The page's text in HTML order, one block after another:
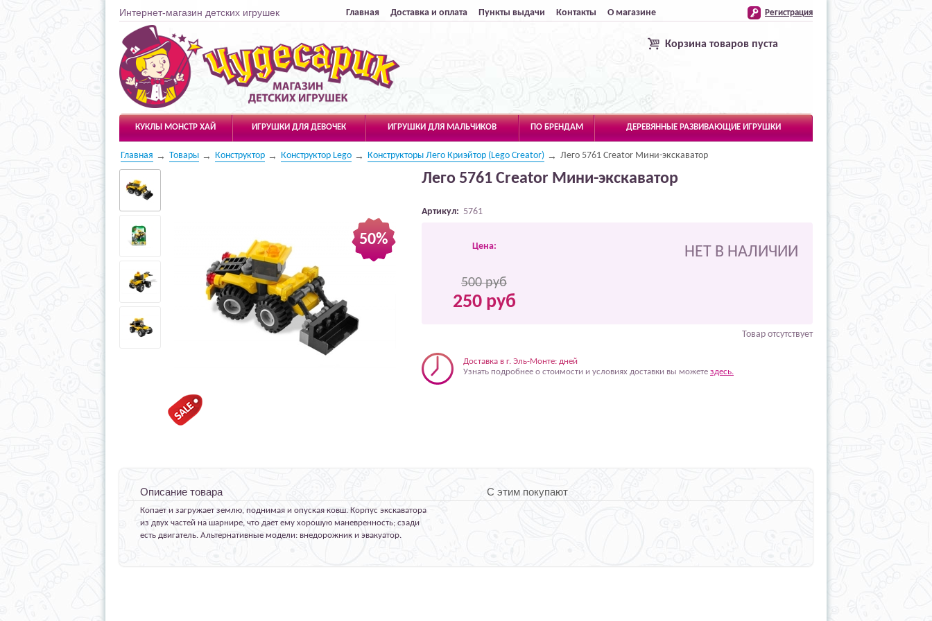
Интернет-магазин детских игрушек Главная Доставка и оплата Пункты выдачи Контакты О магазине Регистрация
Чудесарик
Корзина товаров пуста
КУКЛЫ МОНСТР ХАЙ ИГРУШКИ ДЛЯ ДЕВОЧЕК ИГРУШКИ ДЛЯ МАЛЬЧИКОВ ПО БРЕНДАМ ДЕРЕВЯННЫЕ РАЗВИВАЮЩИЕ ИГРУШКИ
Главная Товары Конструктор Конструктор Lego Конструкторы Лего Криэйтор (Lego Creator) Лего 5761 Creator Мини-экскаватор
50%
Лего 5761 Creator Мини-экскаватор
Артикул: 5761
НЕТ В НАЛИЧИИ
Цена:
500 руб
250 руб
Товар отсутствует
Доставка в г. Эль-Монте: дней
Узнать подробнее о стоимости и условиях доставки вы можете здесь.
Описание товара С этим покупают
Копает и загружает землю, поднимая и опуская ковш. Корпус экскаватора
из двух частей на шарнире, что дает ему хорошую маневренность; сзади
есть двигатель. Альтернативные модели: внедорожник и эвакуатор.